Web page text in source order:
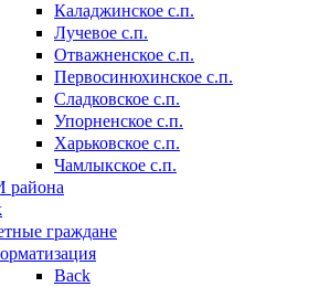
Каладжинское с.п.
Лучевое с.п.
Отважненское с.п.
Первосинюхинское с.п.
Сладковское с.п.
Упорненское с.п.
Харьковское с.п.
Чамлыкское с.п.
граждане
Back